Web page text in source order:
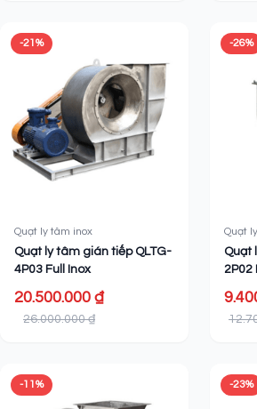
-21%
Quạt ly tâm inox
Quạt ly tâm gián tiếp QLTG-
4P03 Full Inox
20.500.000 ₫
26.000.000 ₫
-26%
Quạt
Quạt
2P02
-11% -23%